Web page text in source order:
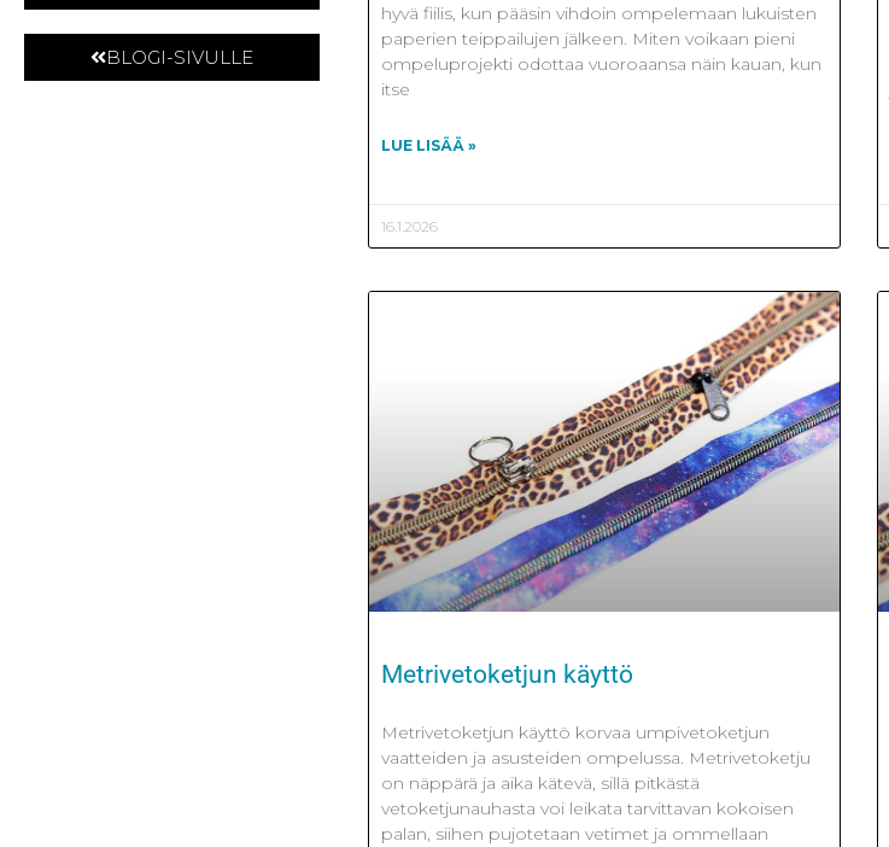
BLOGI-SIVULLE
hyvä fiilis, kun pääsin vihdoin ompelemaan lukuisten
paperien teippailujen jälkeen. Miten voikaan pieni
ompeluprojekti odottaa vuoroaansa näin kauan, kun
itse
LUE LISÄÄ »
16.1.2026
Metrivetoketjun käyttö
Metrivetoketjun käyttö korvaa umpivetoketjun
vaatteiden ja asusteiden ompelussa. Metrivetoketju
on näppärä ja aika kätevä, sillä pitkästä
vetoketjunauhasta voi leikata tarvittavan kokoisen
palan, siihen pujotetaan vetimet ja ommellaan